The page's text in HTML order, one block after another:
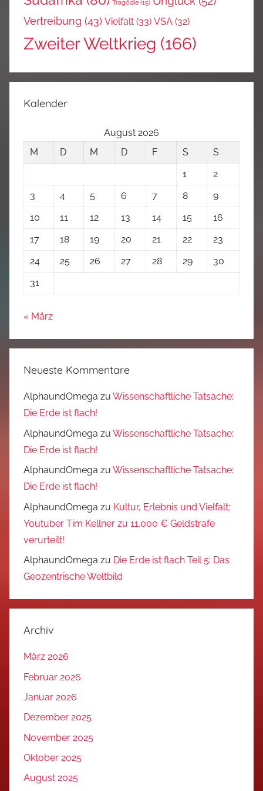
Tragödie (15)
Vertreibung (43) Vielfalt (33) VSA (32)
Zweiter Weltkrieg (166)
Kalender
August 2026
M
D M D F S
S
1
2
3
4 5 6 7 8
9
10
11 12 13 14 15
16
17
18 19 20 21 22
23
24
25 26 27 28 29
30
31
« März
Neueste Kommentare
AlphaundOmega zu Wissenschaftliche Tatsache:
Die Erde ist flach!
AlphaundOmega zu Wissenschaftliche Tatsache:
Die Erde ist flach!
AlphaundOmega zu Wissenschaftliche Tatsache:
Die Erde ist flach!
AlphaundOmega zu Kultur, Erlebnis und Vielfalt:
Youtuber Tim Kellner zu 11.000 € Geldstrafe
verurteilt!
AlphaundOmega zu Die Erde ist flach Teil 5: Das
Geozentrische Weltbild
Archiv
März 2026
Februar 2026
Januar 2026
Dezember 2025
November 2025
Oktober 2025
August 2025